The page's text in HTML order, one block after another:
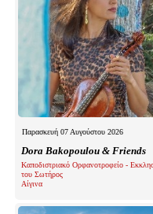
Παρασκευή 07 Αυγούστου 2026
Dora Bakopoulou & Friends
Καποδιστριακό Ορφανοτροφείο -
του Σωτήρος
Αίγινα